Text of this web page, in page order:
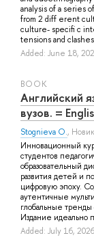
analysis of a series
from 2 diff erent
culture- specifi c
tensions and
Added: June 18,
BOOK
Английский
вузов. =
Stognieva O.,
Инновационный
студентов
образовательный
развития детей и
цифровую эпоху.
аутентичные
глобальные
Издание идеально
Added: July 16, 2026